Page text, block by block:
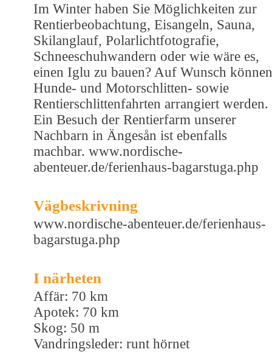
Im Winter haben Sie Möglichkeiten zur
Rentierbeobachtung, Eisangeln, Sauna,
Skilanglauf, Polarlichtfotografie,
Schneeschuhwandern oder wie wäre es,
einen Iglu zu bauen? Auf Wunsch können
Hunde- und Motorschlitten- sowie
Rentierschlittenfahrten arrangiert werden.
Ein Besuch der Rentierfarm unserer
Nachbarn in Ängesån ist ebenfalls
machbar. www.nordische-
abenteuer.de/ferienhaus-bagarstuga.php
Vägbeskrivning
www.nordische-abenteuer.de/ferienhaus-
bagarstuga.php
I närheten
Affär: 70 km
Apotek: 70 km
Skog: 50 m
Vandringsleder: runt hörnet